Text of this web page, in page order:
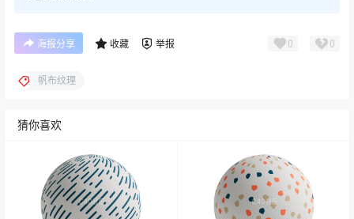
海报分享 收藏 举报 0 0
帆布纹理
猜你喜欢